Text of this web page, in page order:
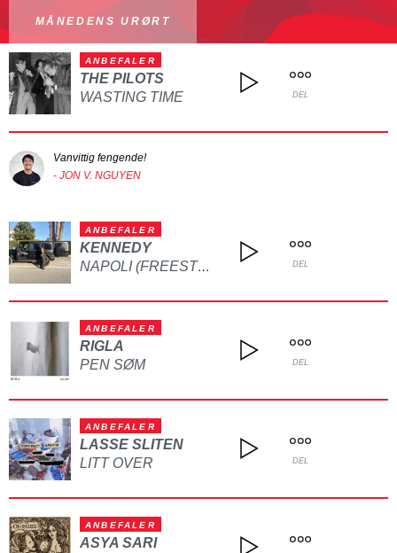
MÅNEDENS URØRT
ANBEFALER
THE PILOTS
WASTING TIME
DEL
Vanvittig fengende!
- JON V. NGUYEN
ANBEFALER
KENNEDY
NAPOLI (FREESTYLE) DEL
ANBEFALER
RIGLA
PEN SØM
DEL
ANBEFALER
LASSE SLITEN
LITT OVER
DEL
ANBEFALER
ASYA SARI